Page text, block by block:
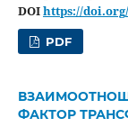
DOIhttps://doi.org/
PDF
ФАКТОР